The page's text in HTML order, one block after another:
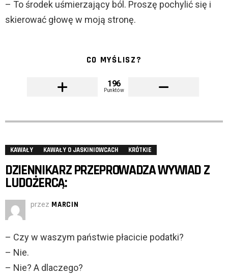
– To środek uśmierzający ból. Proszę pochylić się i
skierować głowę w moją stronę.
CO MYŚLISZ?
196
Punktów
KAWAŁY KAWAŁY O JASKINIOWCACH KRÓTKIE
DZIENNIKARZ PRZEPROWADZA WYWIAD Z
LUDOŻERCĄ:
przez MARCIN
– Czy w waszym państwie płacicie podatki?
– Nie.
– Nie? A dlaczego?